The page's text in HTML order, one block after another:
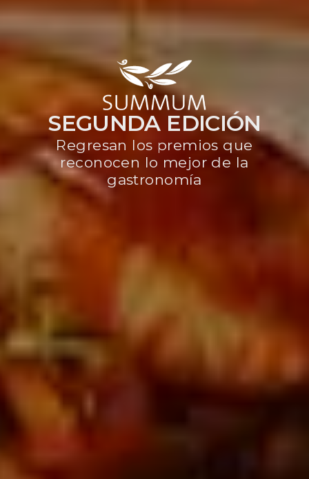
SEGUNDA EDICIÓN
Regresan los premios que
reconocen lo mejor de la
gastronomía